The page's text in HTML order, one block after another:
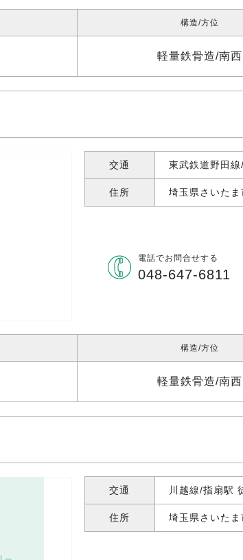
構造 方位
軽量鉄骨造 南西
交通 東武鉄道野田
住所 埼玉県さいた
電話でお問合せする
048-647-6811
構造 方位
軽量鉄骨造 南西
交通 川越線/指扇駅
住所 埼玉県さいた